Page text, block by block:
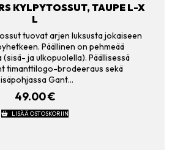
KYLPYTOSSUT, TAUPE L-X
L
tuovat arjen luksusta jokaiseen
Päällinen on pehmeää
(sisä- ja ulkopuolella). Päällisessä
timanttilogo-brodeeraus sekä
Gant…
49.00€
LISÄÄ OSTOSKORIIN